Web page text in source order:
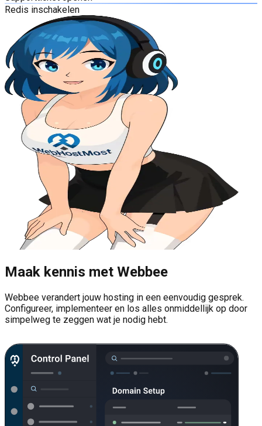
Redis inschakelen
Maak kennis met Webbee
Webbee verandert jouw hosting in een eenvoudig gesprek.
Configureer, implementeer en los alles onmiddellijk op door
simpelweg te zeggen wat je nodig hebt.